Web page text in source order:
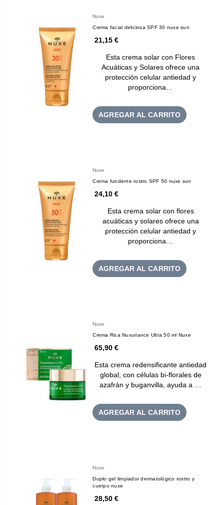
Nuxe
Crema facial deliciosa SPF 30 nuxe sun
21,15 €
Esta crema solar con Flores
Acuáticas y Solares ofrece una
protección celular antiedad y
proporciona…
AGREGAR AL CARRITO
Nuxe
Crema fundente rostro SPF 50 nuxe sun
24,10 €
Esta crema solar con flores
acuáticas y solares ofrece una
protección celular antiedad y
proporciona…
AGREGAR AL CARRITO
Nuxe
Crema Rica Nuxuriance Ultra 50 ml Nuxe
65,90 €
Esta crema redensificante antiedad
global, con células bi-florales de
azafrán y buganvilla, ayuda a …
AGREGAR AL CARRITO
Nuxe
Duplo gel limpiador dermatológico rostro y
cuerpo nuxe
28,50 €